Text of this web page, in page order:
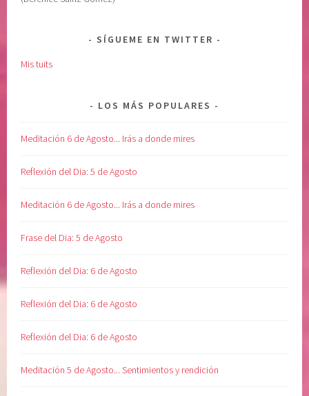
SÍGUEME EN TWITTER
Mis tuits
LOS MÁS POPULARES
Meditación 6 de Agosto... Irás a donde mires
Reflexión del Dia: 5 de Agosto
Meditación 6 de Agosto... Irás a donde mires
Frase del Dia: 5 de Agosto
Reflexión del Dia: 6 de Agosto
Reflexión del Dia: 6 de Agosto
Reflexión del Dia: 6 de Agosto
Meditación 5 de Agosto... Sentimientos y rendición